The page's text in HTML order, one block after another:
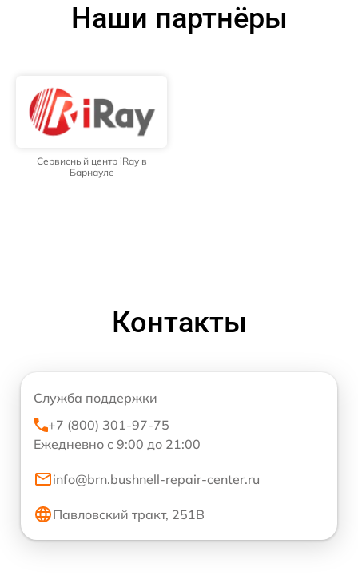
Наши партнёры
Сервисный центр iRay в
Барнауле
Контакты
Служба поддержки
+7 (800) 301-97-75
Ежедневно с 9:00 до 21:00
info@brn.bushnell-repair-center.ru
Павловский тракт, 251В